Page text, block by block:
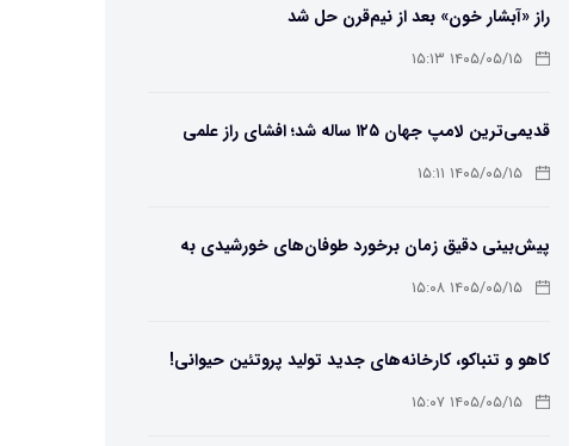
راز «آبشار خون» بعد از نیم‌قرن حل شد
۱۴۰۵/۰۵/۱۵ ۱۵:۱۳
قدیمی‌ترین لامپ جهان ۱۲۵ ساله شد؛ افشای راز علمی
طول‌عمر لامپ سنتنیال
۱۴۰۵/۰۵/۱۵ ۱۵:۱۱
پیش‌بینی دقیق زمان برخورد طوفان‌های خورشیدی به
زمین ممکن شد
۱۴۰۵/۰۵/۱۵ ۱۵:۰۸
کاهو و تنباکو، کارخانه‌های جدید تولید پروتئین حیوانی!
۱۴۰۵/۰۵/۱۵ ۱۵:۰۷